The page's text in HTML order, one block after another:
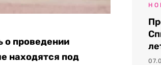
о проведении
находятся под